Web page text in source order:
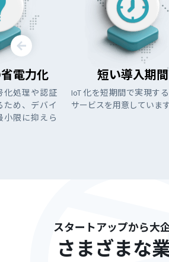
電力化
化処理や認証
ため、デバイ
小限に抑えら
短い導入期間
IoT 化を短期間で実現す
サービスを用意しています
スタートアップから大企
さまざまな